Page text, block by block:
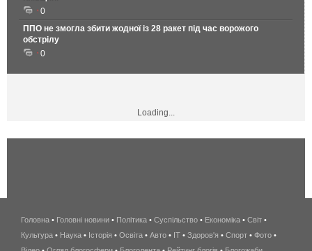
0
ППО не змогла збити жодної із 28 ракет під час ворожого
обстрілу
0
Loading...
беспроводной
интернет
Головна • Головні новини • Політика • Суспільство • Економіка • Світ •
Культура • Наука • Історія • Освіта • Авто • IT • Здоров'я • Спорт • Фото •